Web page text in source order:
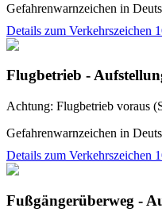
Gefahrenwarnzeichen in
Details zum Verkehrszeichen
Flugbetrieb -
Achtung: Flugbetrieb voraus
Gefahrenwarnzeichen in
Details zum Verkehrszeichen
Fußgängerüberweg -